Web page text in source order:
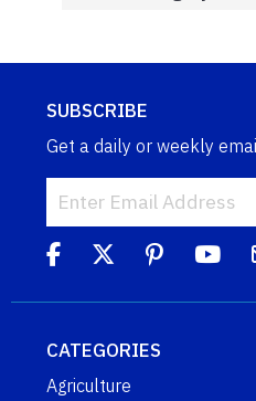
SUBSCRIBE
Get a daily or weekly
CATEGORIES
Agriculture